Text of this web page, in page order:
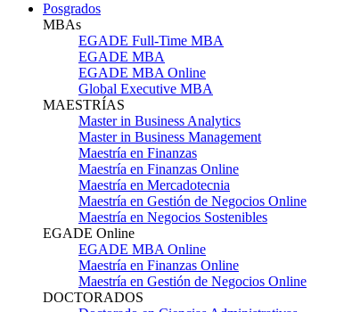
Posgrados
MBAs
EGADE Full-Time MBA
EGADE MBA
EGADE MBA Online
Global Executive MBA
MAESTRÍAS
Master in Business Analytics
Master in Business Management
Maestría en Finanzas
Maestría en Finanzas Online
Maestría en Mercadotecnia
Maestría en Gestión de Negocios Online
Maestría en Negocios Sostenibles
EGADE Online
EGADE MBA Online
Maestría en Finanzas Online
Maestría en Gestión de Negocios Online
DOCTORADOS